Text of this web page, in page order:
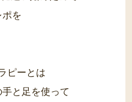
を
ピーとは
と足を使って